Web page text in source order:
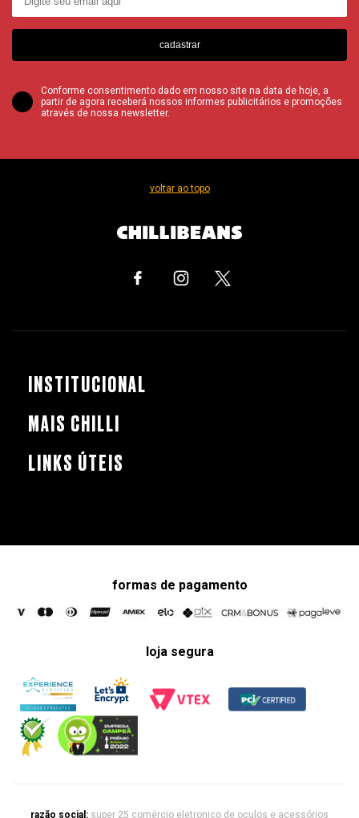
cadastrar
Conforme consentimento dado em nosso site na data de hoje, a
partir de agora receberá nossos informes publicitários e promoções
através de nossa newsletter.
voltar ao topo
INSTITUCIONAL
MAIS CHILLI
LINKS ÚTEIS
formas de pagamento
loja segura
razão social: super 25 comércio eletronico de oculos e acessórios